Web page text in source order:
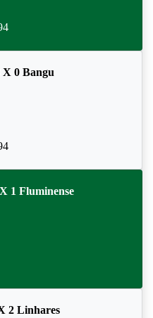
X 0 Bangu
1 Fluminense
2 Linhares